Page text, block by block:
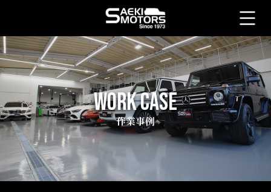
WORK CASE
作業事例